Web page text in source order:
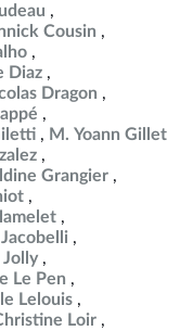
Cousin
Diaz
Dragon
M. Yoann Gillet
Grangier
Jolly
Le Pen
Lelouis
Loir